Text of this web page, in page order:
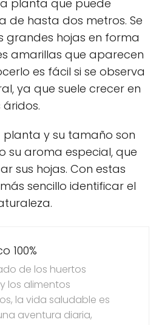
planta que puede
de hasta dos metros. Se
grandes hojas en forma
amarillas que aparecen
es fácil si se observa
ya que suele crecer en
y su tamaño son
su aroma especial, que
sus hojas. Con estas
sencillo identificar el
100%
de los huertos
los alimentos
la vida saludable es
aventura diaria,